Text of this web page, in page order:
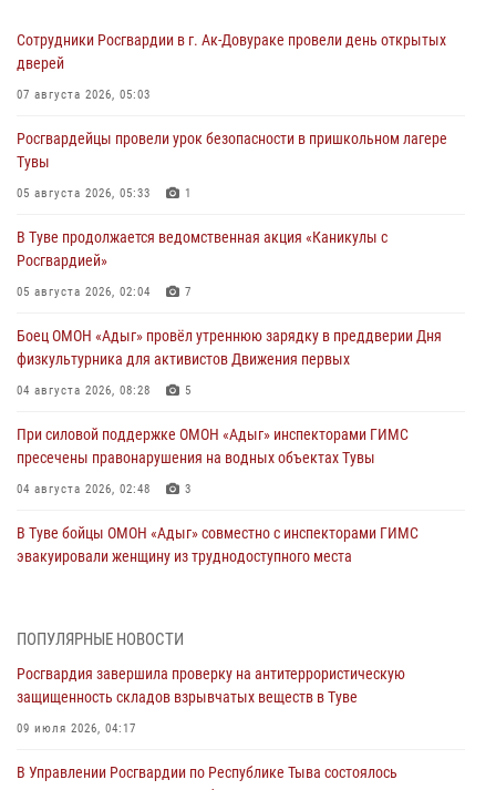
Сотрудники Росгвардии в г. Ак-Довураке провели день открытых
дверей
07 августа 2026, 05:03
Росгвардейцы провели урок безопасности в пришкольном лагере
Тувы
05 августа 2026, 05:33 1
В Туве продолжается ведомственная акция «Каникулы с
Росгвардией»
05 августа 2026, 02:04 7
Боец ОМОН «Адыг» провёл утреннюю зарядку в преддверии Дня
физкультурника для активистов Движения первых
04 августа 2026, 08:28 5
При силовой поддержке ОМОН «Адыг» инспекторами ГИМС
пресечены правонарушения на водных объектах Тувы
04 августа 2026, 02:48 3
В Туве бойцы ОМОН «Адыг» совместно с инспекторами ГИМС
эвакуировали женщину из труднодоступного места
Росгвардия проверила организацию отдыха детей в детских
31 июля 2026, 03:49
Сотрудники вневедомственной охраны приняли участие в акции
29 июля 2026, 09:41
ПОПУЛЯРНЫЕ НОВОСТИ
Росгвардия завершила проверку на антитеррористическую
защищенность складов взрывчатых веществ в Туве
09 июля 2026, 04:17
В Управлении Росгвардии по Республике Тыва состоялось